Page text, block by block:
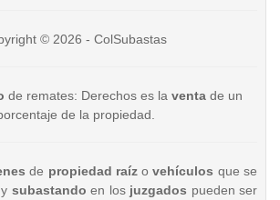
© 2026 - ColSubastas
de remates: Derechos es la ventade un
de la propiedad.
de propiedad raízo vehículos que se
y subastando en los juzgados pueden ser